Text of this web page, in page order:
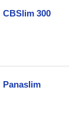
CBSlim 300
Panaslim